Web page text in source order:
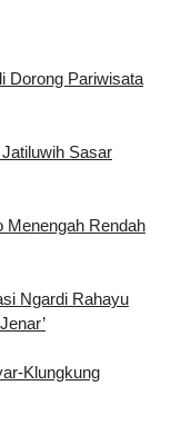
Dorong Pariwisata
Sasar
Menengah Rendah
Ngardi Rahayu
Klungkung